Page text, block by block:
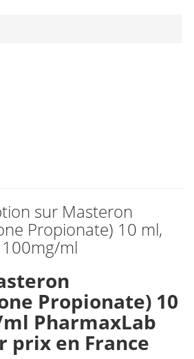
sur Masteron
Propionate) 10 ml,
100mg/ml
Propionate) 10
PharmaxLab
prix en France